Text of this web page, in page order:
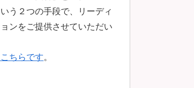
う２つの手段で、リーディ
ンをご提供させていただい
ちらです。